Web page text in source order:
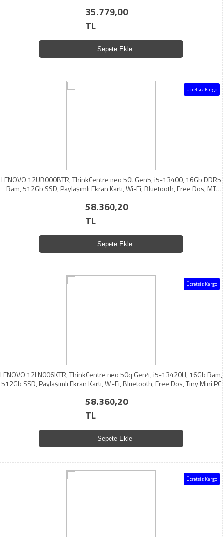
35.779,00
TL
Sepete Ekle
Ücretsiz Kargo
LENOVO 12UB000BTR, ThinkCentre neo 50t Gen5, i5-13400, 16Gb DDR5
Ram, 512Gb SSD, Paylaşımlı Ekran Kartı, Wi-Fi, Bluetooth, Free Dos, MT
58.360,20
TL
Sepete Ekle
Ücretsiz Kargo
LENOVO 12LN006KTR, ThinkCentre neo 50q Gen4, i5-13420H, 16Gb Ram,
512Gb SSD, Paylaşımlı Ekran Kartı, Wi-Fi, Bluetooth, Free Dos, Tiny Mini PC
58.360,20
TL
Sepete Ekle
Ücretsiz Kargo